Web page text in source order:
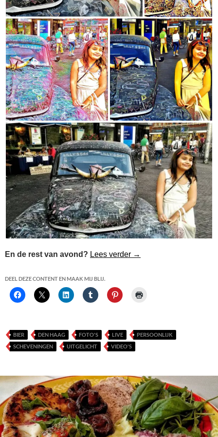
En de rest van avond? Lees verder Duimen en Vieren in
→
DEEL DEZE CONTENT EN MAAK MIJ BLIJ.
BIER DEN HAAG FOTO'S LIVE
PERSOONLIJK
SCHEVENINGEN
UITGELICHT VIDEO'S